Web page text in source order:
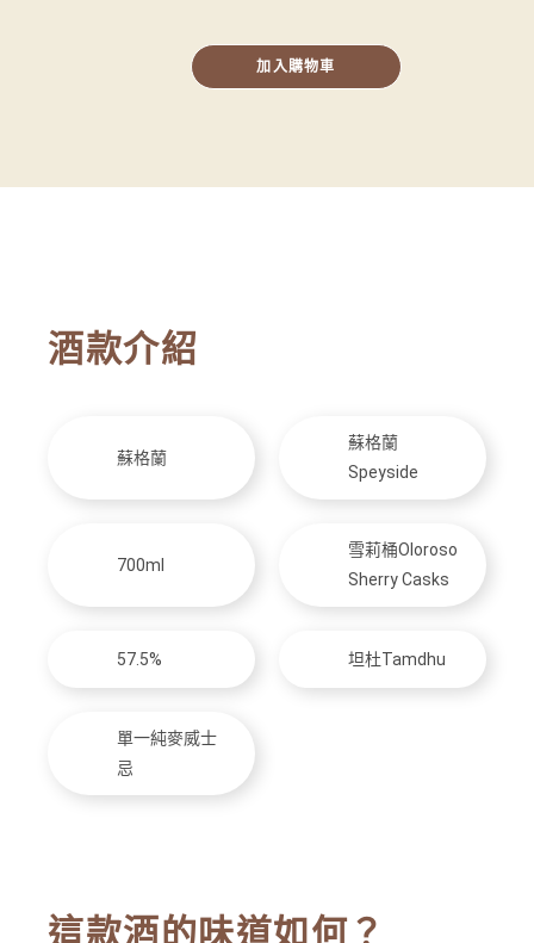
加入購物車
酒款介紹
蘇格蘭
蘇格蘭
Speyside
700ml
雪莉桶Oloroso
Sherry Casks
57.5% 坦杜Tamdhu
單一純麥威士
忌
這款酒的味道如何？